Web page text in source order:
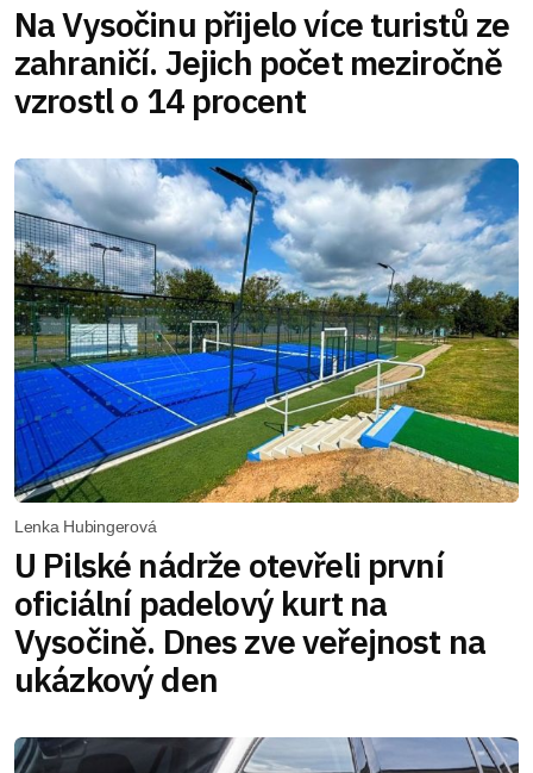
Na Vysočinu přijelo více turistů ze
zahraničí. Jejich počet meziročně
vzrostl o 14 procent
Lenka Hubingerová
U Pilské nádrže otevřeli první
oficiální padelový kurt na
Vysočině. Dnes zve veřejnost na
ukázkový den